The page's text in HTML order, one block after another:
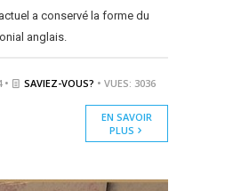
a conservé la forme du
anglais.
• SAVIEZ-VOUS? • VUES: 3036
EN SAVOIR
PLUS